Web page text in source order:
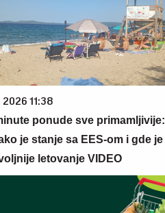
2026 11:38
ponude sve primamljivije:
je stanje sa EES-om i gde je
letovanje VIDEO